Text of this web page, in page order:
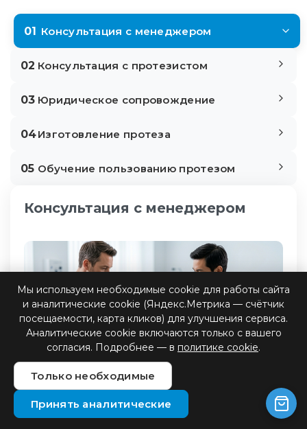
01 Консультация с менеджером
02 Консультация с протезистом
03 Юридическое сопровождение
04Изготовление протеза
05 Обучение пользованию протезом
Консультация с менеджером
Обращаясь в наш центр, вы получаете полную
Мы используем необходимые cookie для работы сайта
и аналитические cookie (Яндекс.Метрика — счётчик
посещаемости, карта кликов) для улучшения сервиса.
Аналитические cookie включаются только с вашего
согласия. Подробнее — в политике cookie.
Только необходимые
Принять аналитические